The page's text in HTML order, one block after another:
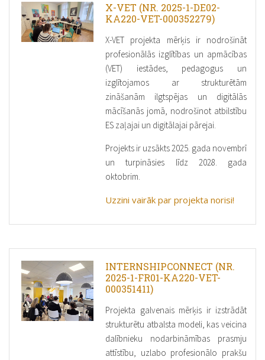
X-VET (NR. 2025-1-DE02-
KA220-VET-000352279)
X-VET projekta mērķis ir nodrošināt
profesionālās izglītības un apmācības
(VET) iestādes, pedagogus un
izglītojamos ar strukturētām
zināšanām ilgtspējas un digitālās
mācīšanās jomā, nodrošinot atbilstību
ES zaļajai un digitālajai pārejai.
Projekts ir uzsākts 2025. gada novembrī
un turpināsies līdz 2028. gada
oktobrim.
Uzzini vairāk par projekta norisi!
INTERNSHIPCONNECT (NR.
2025-1-FR01-KA220-VET-
000351411)
Projekta galvenais mērķis ir izstrādāt
strukturētu atbalsta modeli, kas veicina
dalībnieku nodarbināmības prasmju
attīstību, uzlabo profesionālo prakšu